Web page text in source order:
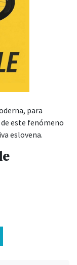
para
este fenómeno
eslovena.